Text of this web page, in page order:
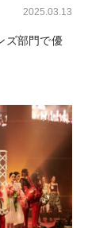
2025.03.13
ズ部門で優